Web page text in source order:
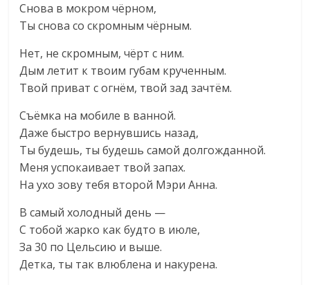
Снова в мокром чёрном,
Ты снова со скромным чёрным.
Нет, не скромным, чёрт с ним.
Дым летит к твоим губам крученным.
Твой приват с огнём, твой зад зачтём.
Съёмка на мобиле в ванной.
Даже быстро вернувшись назад,
Ты будешь, ты будешь самой долгожданной.
Меня успокаивает твой запах.
На ухо зову тебя второй Мэри Анна.
В самый холодный день —
С тобой жарко как будто в июле,
За 30 по Цельсию и выше.
Детка, ты так влюблена и накурена.